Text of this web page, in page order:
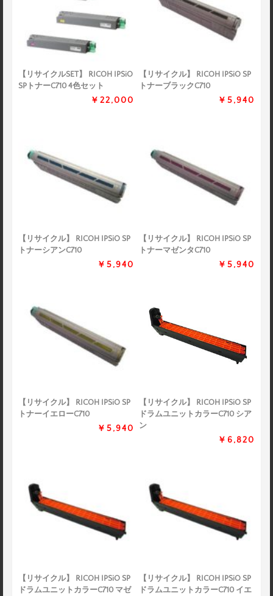
【リサイクルSET】 RICOH IPSiO
SPトナーC710 4色セット
￥22,000
【リサイクル】 RICOH IPSiO SP
トナーブラックC710
￥5,940
【リサイクル】 RICOH IPSiO SP
トナーシアンC710
￥5,940
【リサイクル】 RICOH IPSiO SP
トナーマゼンタC710
￥5,940
【リサイクル】 RICOH IPSiO SP
トナーイエローC710
￥5,940
【リサイクル】 RICOH IPSiO SP
ドラムユニットカラーC710 シア
ン
￥6,820
【リサイクル】 RICOH IPSiO SP
ドラムユニットカラーC710 マゼ
【リサイクル】 RICOH IPSiO SP
ドラムユニットカラーC710 イエ